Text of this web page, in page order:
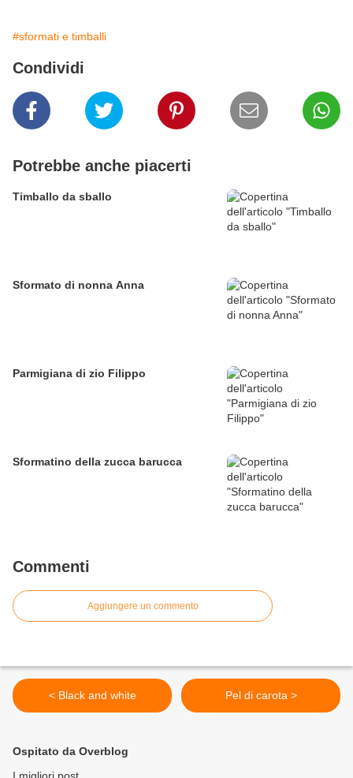
#sformati e timballi
Condividi
Potrebbe anche piacerti
Timballo da sballo
Sformato di nonna Anna
Parmigiana di zio Filippo
Sformatino della zucca barucca
Commenti
Aggiungere un commento
< Black and white Pel di carota >
Ospitato da Overblog